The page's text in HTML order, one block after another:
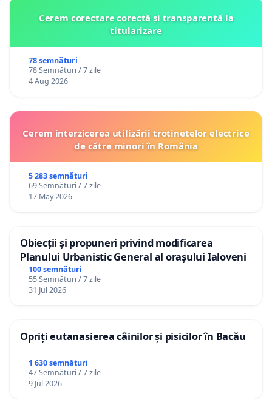
Cerem corectare corectă și transparentă la
titularizare
78 semnături
78 Semnături / 7 zile
4 Aug 2026
Cerem interzicerea utilizării trotinetelor electrice
de către minori în România
5 283 semnături
69 Semnături / 7 zile
17 May 2026
Obiecții și propuneri privind modificarea
Planului Urbanistic General al orașului Ialoveni
100 semnături
55 Semnături / 7 zile
31 Jul 2026
Opriți eutanasierea câinilor și pisicilor în Bacău
1 630 semnături
47 Semnături / 7 zile
9 Jul 2026